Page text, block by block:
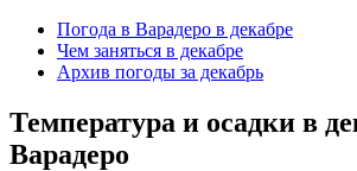
Погода в Варадеро в декабре
Чем заняться в декабре
Архив погоды за декабрь
Температура и осадки в
Варадеро